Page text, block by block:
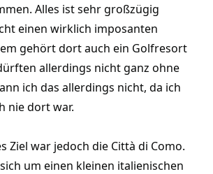
Alles ist sehr großzügig
einen wirklich imposanten
gehört dort auch ein Golfresort
allerdings nicht ganz ohne
ich das allerdings nicht, da ich
nie dort war.
Ziel war jedoch die Città di Como.
um einen kleinen italienischen